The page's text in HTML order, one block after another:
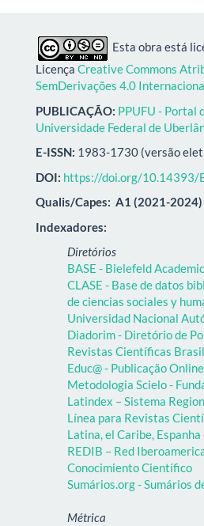
Esta obra está
Licença Creative Commons
SemDerivações 4.0
PUBLICAÇÃO: PPUFU - Portal
Universidade Federal de
E-ISSN: 1983-1730 (versão
DOI: https://doi.org/10.14393/
Qualis/Capes: A1 (2021-2024)
Indexadores:
Diretórios
BASE - Bielefeld
CLASE - Base de datos
de ciencias sociales y
Universidad Nacional
Diadorim - Diretório de
Revistas Científicas
Educ@ - Publicação
Metodologia Scielo -
Latindex – Sistema
Línea para Revistas
Latina, el Caribe,
REDIB – Red
Conocimiento Científico
Sumários.org - Sumários
Métrica